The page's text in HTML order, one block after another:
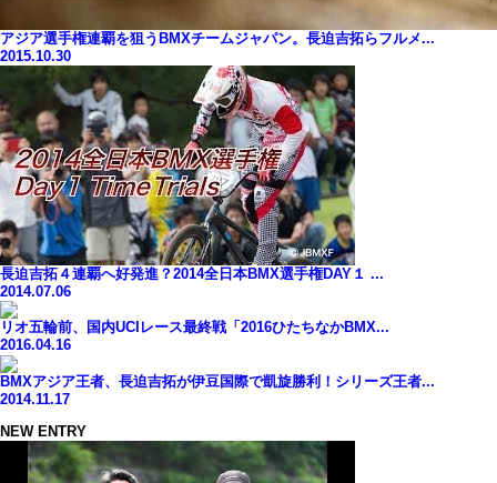
アジア選手権連覇を狙うBMXチームジャパン。長迫吉拓らフルメ...
2015.10.30
長迫吉拓４連覇へ好発進？2014全日本BMX選手権DAY１ ...
2014.07.06
リオ五輪前、国内UCIレース最終戦「2016ひたちなかBMX...
2016.04.16
BMXアジア王者、長迫吉拓が伊豆国際で凱旋勝利！シリーズ王者...
2014.11.17
NEW ENTRY